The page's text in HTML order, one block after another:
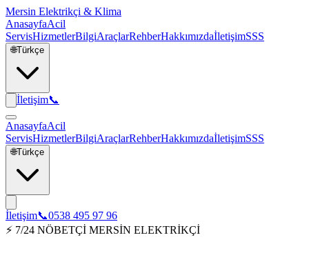
Mersin Elektrikçi & Klima
AnasayfaAcil
ServisHizmetlerBilgiAraçlarRehberHakkımızdaİletişimSSS
🌐Türkçe
İletişim📞
AnasayfaAcil
ServisHizmetlerBilgiAraçlarRehberHakkımızdaİletişimSSS
🌐Türkçe
İletişim📞0538 495 97 96
⚡ 7/24 NÖBETÇİ MERSİN ELEKTRİKÇİ